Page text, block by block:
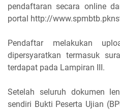
pendaftaran secara online
portal http://
Pendaftar melakukan
dipersyaratkan termasuk
terdapat pada Lampiran III.
Setelah seluruh dokumen
sendiri Bukti Peserta Ujian